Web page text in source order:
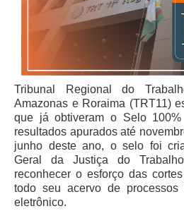
Comitês
Comitê Gestor Regional do PJe
Comitê Gestor Regional do e-
Comitê do Datajud
Comissão Regional de
Dados
Comissão de Ética
Comitê de Priorização do
Comissão de Uniformização
Tribunal Regional do
Amazonas e Roraima (TRT11)
que já obtiveram o Selo
resultados apurados até
junho deste ano, o selo foi
Geral da Justiça do
reconhecer o esforço das
todo seu acervo de
eletrônico.